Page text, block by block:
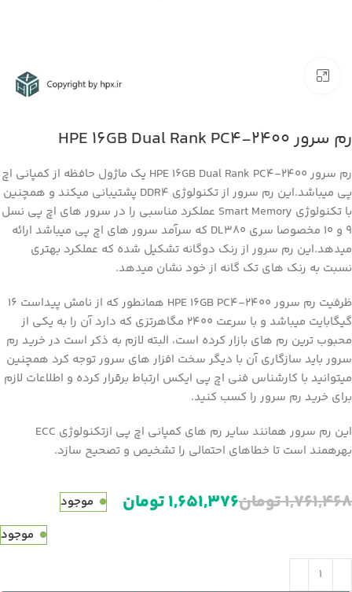
رم سرور HPE 16GB Dual Rank PC4-2400
رم سرور HPE 16GB Dual Rank PC4-2400 یک ماژول حافظه از کمپانی اچ
پی میباشد.این رم سرور از تکنولوژی DDR4 پشتیبانی میکند و همچنین
با تکنولوژی Smart Memory عملکرد مناسبی را در سرور های اچ پی نسل
۹ و ۱۰ مخصوصا سری DL380 که سرآمد سرور های اچ پی میباشد ارائه
میدهد.این رم سرور از رنک دوگانه تشکیل شده که عملکرد بهتری
نسبت به رنک های تک گانه از خود نشان میدهد.
ظرفیت رم سرور HPE 16GB PC4-2400 همانطور که از نامش پیداست ۱۶
گیگابایت میباشد و با سرعت ۲۴۰۰ مگاهرتزی که دارد آن را به یکی از
محبوب ترین رم های بازار کرده است، البته لازم به ذکر است در خرید رم
سرور باید سازگاری آن با دیگر سخت افزار های سرور توجه کرد همچنین
میتوانید با کارشناس فنی اچ پی ایکس ارتباط برقرار کرده و اطلاعات لازم
برای خرید رم سرور را کسب کنید.
این رم سرور همانند سایر رم های کمپانی اچ پی ازتکنولوژی ECC
بهرهمند است تا خطاهای احتمالی را تشخیص و تصحیح سازد.
۱,۷۶۱,۴۶۸تومان۱,۶۵۱,۳۷۶تومان
موجود
موجود